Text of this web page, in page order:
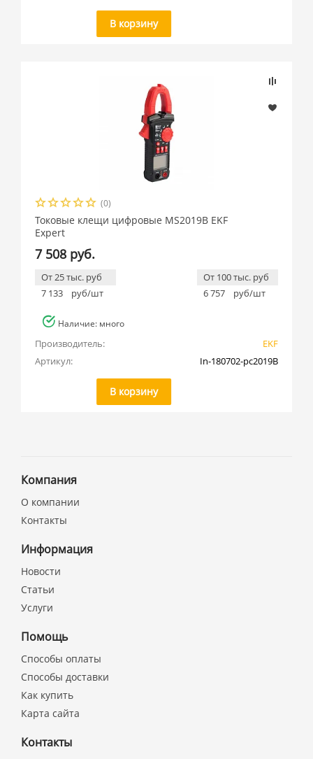
В корзину
(0)
Токовые клещи цифровые MS2019B EKF
Expert
7 508 руб.
От 25 тыс. руб
7 133
руб/шт
От 100 тыс. руб
6 757
руб/шт
Наличие: много
Производитель:
EKF
Артикул:
In-180702-pc2019B
В корзину
Компания
О компании
Контакты
Информация
Новости
Статьи
Услуги
Помощь
Способы оплаты
Способы доставки
Как купить
Карта сайта
Контакты